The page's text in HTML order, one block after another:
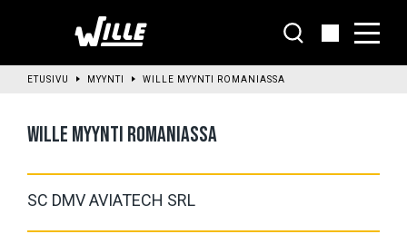
pääsisältöön
ETUSIVU MYYNTI WILLE MYYNTI ROMANIASSA
WILLE MYYNTI ROMANIASSA
SC DMV AVIATECH SRL